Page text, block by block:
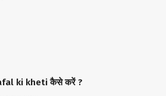
ki kheti कैसे करें ?